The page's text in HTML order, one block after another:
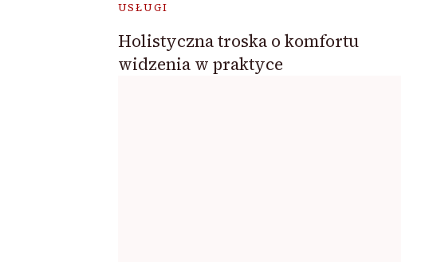
USŁUGI
Holistyczna troska o komfortu
widzenia w praktyce